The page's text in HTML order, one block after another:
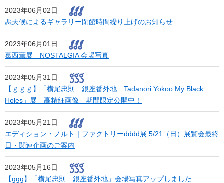
2023年06月02日
悪天候によるギャラリー閉館時間繰り上げのお知らせ
2023年06月01日
葛西薫展 NOSTALGIA 会場写真
2023年05月31日
【ｇｇｇ】「横尾忠則 銀座番外地 Tadanori Yokoo My Black
Holes」展 高精細画像 期間限定公開中！
2023年05月21日
エディション・ノルト｜ファクトリーdddd展 5/21（日）展覧会最終
日・関連企画のご案内
2023年05月16日
【ggg】「横尾忠則 銀座番外地」会場写真アップしました